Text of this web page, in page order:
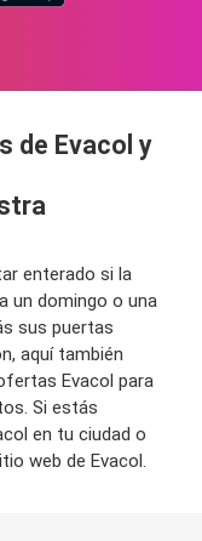
de Evacol y
enterado si la
un domingo o una
sus puertas
aquí también
Evacol para
Si estás
en tu ciudad o
web de Evacol.